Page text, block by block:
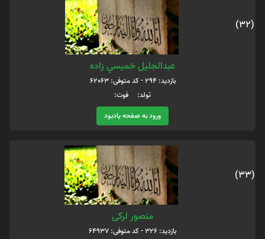
(32)
عبدالجليل خميسي زاده
بازدید: 294 - کد متوفی: 62063
تولد: فوت:
ورود به صفحه یادبود
(33)
منصور لرکی
بازدید: 326 - کد متوفی: 64937